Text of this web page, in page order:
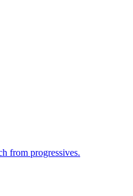
from progressives.